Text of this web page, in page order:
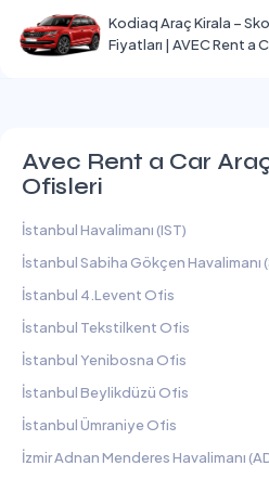
Kodiaq Araç Kirala –
Fiyatları | AVEC Rent a
Avec Rent a Car
Ofisleri
İstanbul Havalimanı (IST)
İstanbul Sabiha Gökçen Havalimanı
İstanbul 4.Levent Ofis
İstanbul Tekstilkent Ofis
İstanbul Yenibosna Ofis
İstanbul Beylikdüzü Ofis
İstanbul Ümraniye Ofis
İzmir Adnan Menderes Havalimanı